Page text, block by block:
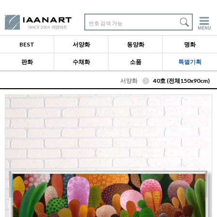
번호 검색 가능
BEST 서양화 동양화 명화
판화 수채화 소품 특별기획
서양화 40호 (전체150x90cm)